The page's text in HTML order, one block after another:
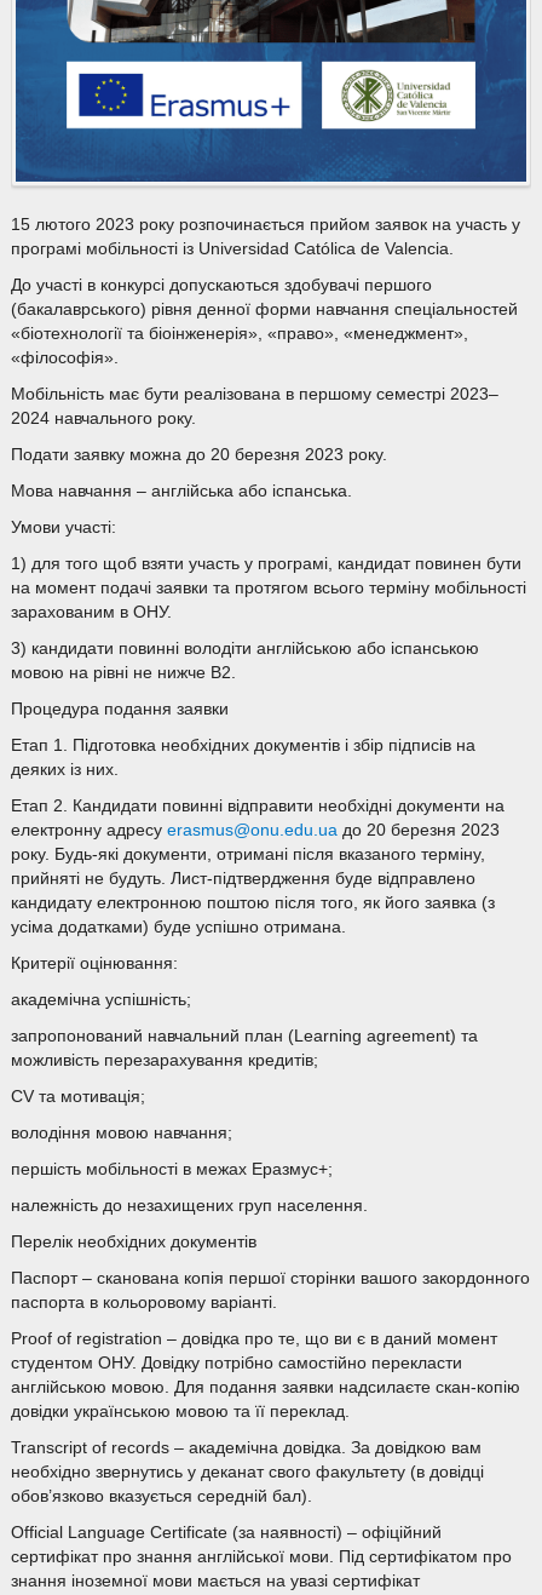
15 лютого 2023 року розпочинається прийом заявок на участь у
програмі мобільності із Universidad Católica de Valencia.
До участі в конкурсі допускаються здобувачі першого
(бакалаврського) рівня денної форми навчання спеціальностей
«біотехнології та біоінженерія», «право», «менеджмент»,
«філософія».
Мобільність має бути реалізована в першому семестрі 2023–
2024 навчального року.
Подати заявку можна до 20 березня 2023 року.
Мова навчання – англійська або іспанська.
Умови участі:
1) для того щоб взяти участь у програмі, кандидат повинен бути
на момент подачі заявки та протягом всього терміну мобільності
зарахованим в ОНУ.
3) кандидати повинні володіти англійською або іспанською
мовою на рівні не нижче B2.
Процедура подання заявки
Етап 1. Підготовка необхідних документів і збір підписів на
деяких із них.
Етап 2. Кандидати повинні відправити необхідні документи на
електронну адресу erasmus@onu.edu.uaдо 20 березня 2023
року. Будь-які документи, отримані після вказаного терміну,
прийняті не будуть. Лист-підтвердження буде відправлено
кандидату електронною поштою після того, як його заявка (з
усіма додатками) буде успішно отримана.
Критерії оцінювання:
академічна успішність;
запропонований навчальний план (Learning agreement) та
можливість перезарахування кредитів;
CV та мотивація;
володіння мовою навчання;
першість мобільності в межах Еразмус+;
належність до незахищених груп населення.
Перелік необхідних документів
Паспорт – сканована копія першої сторінки вашого закордонного
паспорта в кольоровому варіанті.
Proof of registration – довідка про те, що ви є в даний момент
студентом ОНУ. Довідку потрібно самостійно перекласти
англійською мовою. Для подання заявки надсилаєте скан-копію
довідки українською мовою та її переклад.
Transcript of records – академічна довідка. За довідкою вам
необхідно звернутись у деканат свого факультету (в довідці
обов’язково вказується середній бал).
Official Language Certificate (за наявності) – офіційний
сертифікат про знання англійської мови. Під сертифікатом про
знання іноземної мови мається на увазі сертифікат